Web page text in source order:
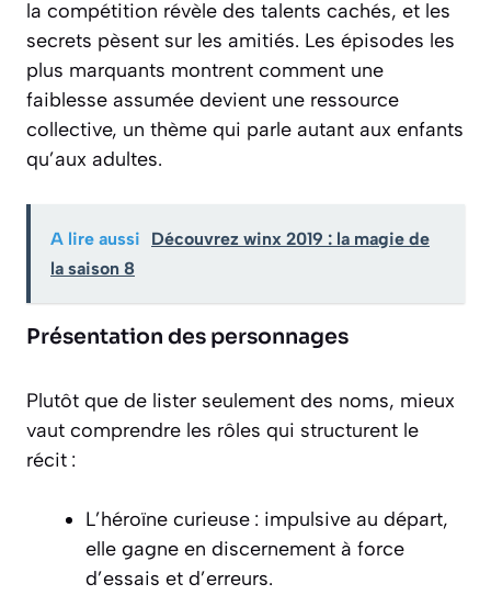
la compétition révèle des talents cachés, et les
secrets pèsent sur les amitiés. Les épisodes les
plus marquants montrent comment une
faiblesse assumée devient une ressource
collective, un thème qui parle autant aux enfants
qu’aux adultes.
A lire aussi
Découvrez winx 2019 : la magie de
la saison 8
Présentation des personnages
Plutôt que de lister seulement des noms, mieux
vaut comprendre les rôles qui structurent le
récit :
L’héroïne curieuse : impulsive au départ,
elle gagne en discernement à force
d’essais et d’erreurs.